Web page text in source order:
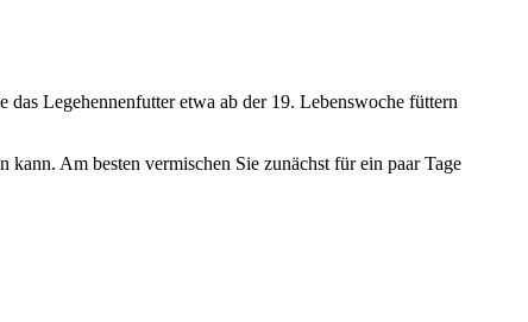
Legehennenfutter etwa ab der 19. Lebenswoche füttern
Am besten vermischen Sie zunächst für ein paar Tage